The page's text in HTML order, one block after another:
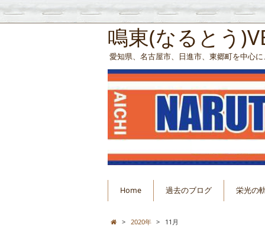
鳴東(なるとう
愛知県、名古屋市、日進市、東郷町を中心
Home 過去のブログ 栄光の
> 2020年 > 11月